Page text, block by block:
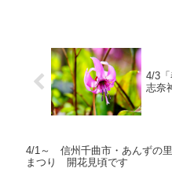
4/3
志奈
4/1～ 信州千曲市・あんずの
まつり 開花見頃です